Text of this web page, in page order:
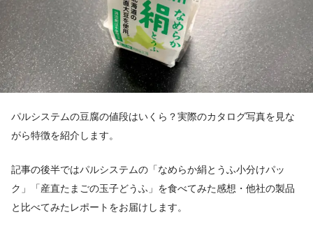
パルシステムの豆腐の値段はいくら？実際のカタログ写真を見な
がら特徴を紹介します。
記事の後半ではパルシステムの「なめらか絹とうふ小分けパッ
ク」「産直たまごの玉子どうふ」を食べてみた感想・他社の製品
と比べてみたレポートをお届けします。